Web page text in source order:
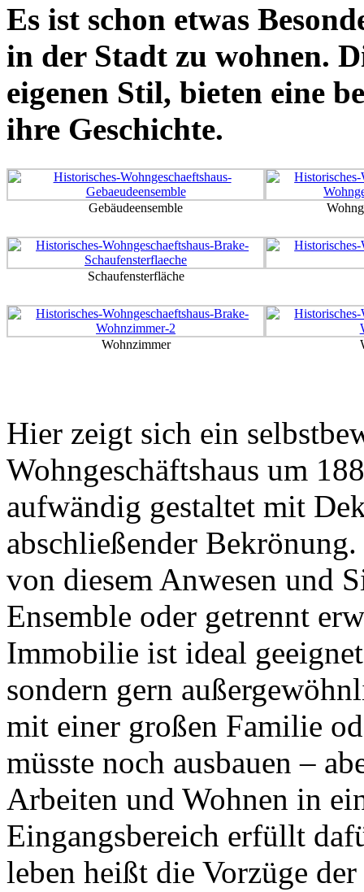
Es ist schon etwas
in der Stadt zu wohnen.
eigenen Stil, bieten eine
ihre Geschichte.
Gebäudeensemble
Schaufensterfläche
Wohnzimmer
Hier zeigt sich ein
Wohngeschäftshaus um
aufwändig gestaltet mit
abschließender
von diesem Anwesen und
Ensemble oder getrennt
Immobilie ist ideal
sondern gern
mit einer großen Familie
müsste noch ausbauen –
Arbeiten und Wohnen in
Eingangsbereich erfüllt
leben heißt die Vorzüge